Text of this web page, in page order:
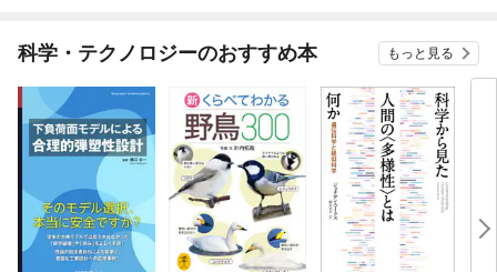
科学・テクノロジーのおすすめ本 もっと見る